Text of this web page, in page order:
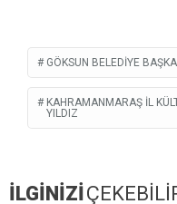
GÖKSUN BELEDIYE
KAHRAMANMARAŞ İL
YILDIZ
İLGİNİZİ